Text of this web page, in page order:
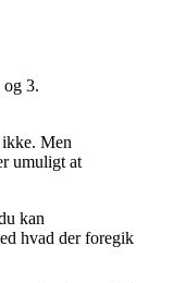
3.
Men
umuligt at
kan
hvad der foregik